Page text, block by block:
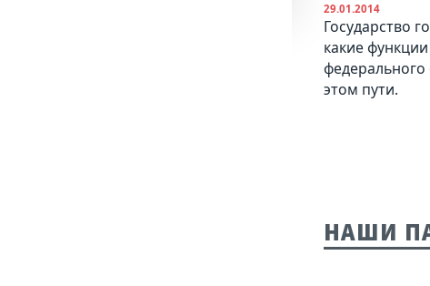
29.01.2014
Государство
какие
федерального
этом пути.
НАШИ